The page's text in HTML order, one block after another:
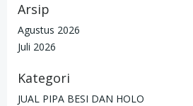
Arsip
Agustus 2026
Juli 2026
Kategori
JUAL PIPA BESI DAN HOLO